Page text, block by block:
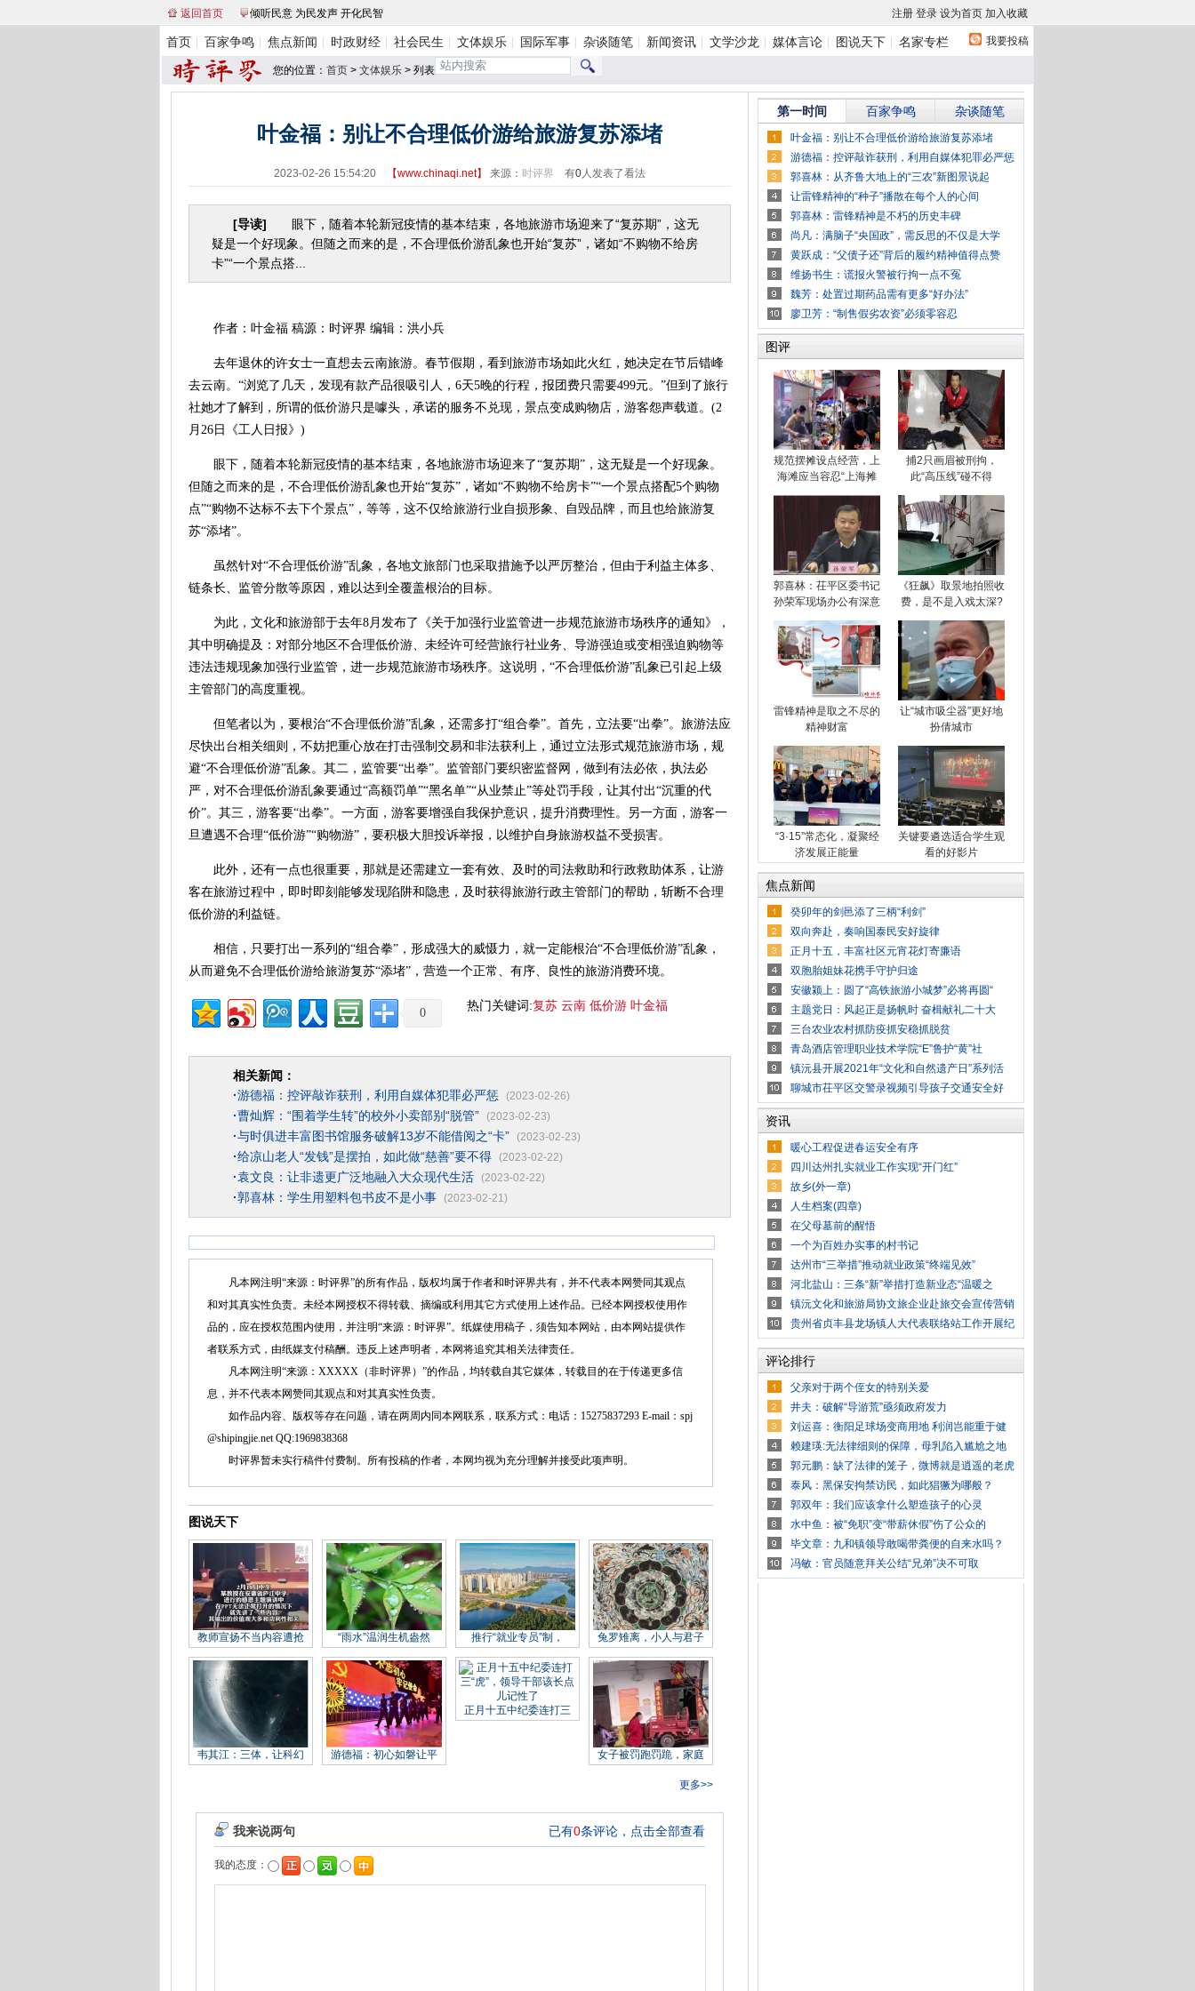
返回首页 倾听民意 为民发声 开化民智 注册 登录 设为首页 加入收藏
我要投稿
首页 百家争鸣 焦点新闻 时政财经 社会民生 文体娱乐 国际军事 杂谈随笔 新闻资讯 文学沙龙 媒体言论 图说天下 名家专栏
您的位置： 首页 > 文体娱乐 > 列表
叶金福：别让不合理低价游给旅游复苏添堵
2023-02-26 15:54:20 【www.chinaqi.net】 来源： 时评界 有0人发表了看法
[导读] 眼下，随着本轮新冠疫情的基本结束，各地旅游市场迎来了“复苏期”，这无
疑是一个好现象。但随之而来的是，不合理低价游乱象也开始“复苏”，诸如“不购物不给房
卡”“一个景点搭...
作者：叶金福 稿源：时评界 编辑：洪小兵
去年退休的许女士一直想去云南旅游。春节假期，看到旅游市场如此火红，她决定在节后错峰
去云南。“浏览了几天，发现有款产品很吸引人，6天5晚的行程，报团费只需要499元。”但到了旅行
社她才了解到，所谓的低价游只是噱头，承诺的服务不兑现，景点变成购物店，游客怨声载道。(2
月26日《工人日报》)
眼下，随着本轮新冠疫情的基本结束，各地旅游市场迎来了“复苏期”，这无疑是一个好现象。
但随之而来的是，不合理低价游乱象也开始“复苏”，诸如“不购物不给房卡”“一个景点搭配5个购物
点”“购物不达标不去下个景点”，等等，这不仅给旅游行业自损形象、自毁品牌，而且也给旅游复
苏“添堵”。
虽然针对“不合理低价游”乱象，各地文旅部门也采取措施予以严厉整治，但由于利益主体多、
链条长、监管分散等原因，难以达到全覆盖根治的目标。
为此，文化和旅游部于去年8月发布了《关于加强行业监管进一步规范旅游市场秩序的通知》，
其中明确提及：对部分地区不合理低价游、未经许可经营旅行社业务、导游强迫或变相强迫购物等
违法违规现象加强行业监管，进一步规范旅游市场秩序。这说明，“不合理低价游”乱象已引起上级
主管部门的高度重视。
但笔者以为，要根治“不合理低价游”乱象，还需多打“组合拳”。首先，立法要“出拳”。旅游法应
尽快出台相关细则，不妨把重心放在打击强制交易和非法获利上，通过立法形式规范旅游市场，规
避“不合理低价游”乱象。其二，监管要“出拳”。监管部门要织密监督网，做到有法必依，执法必
严，对不合理低价游乱象要通过“高额罚单”“黑名单”“从业禁止”等处罚手段，让其付出“沉重的代
价”。其三，游客要“出拳”。一方面，游客要增强自我保护意识，提升消费理性。另一方面，游客一
旦遭遇不合理“低价游”“购物游”，要积极大胆投诉举报，以维护自身旅游权益不受损害。
此外，还有一点也很重要，那就是还需建立一套有效、及时的司法救助和行政救助体系，让游
客在旅游过程中，即时即刻能够发现陷阱和隐患，及时获得旅游行政主管部门的帮助，斩断不合理
低价游的利益链。
相信，只要打出一系列的“组合拳”，形成强大的威慑力，就一定能根治“不合理低价游”乱象，
从而避免不合理低价游给旅游复苏“添堵”，营造一个正常、有序、良性的旅游消费环境。
0
热门关键词:复苏 云南 低价游 叶金福
相关新闻：
·游德福：控评敲诈获刑，利用自媒体犯罪必严惩 (2023-02-26)
·曹灿辉：“围着学生转”的校外小卖部别“脱管” (2023-02-23)
·与时俱进丰富图书馆服务破解13岁不能借阅之“卡” (2023-02-23)
·给凉山老人“发钱”是摆拍，如此做“慈善”要不得 (2023-02-22)
·袁文良：让非遗更广泛地融入大众现代生活 (2023-02-22)
·郭喜林：学生用塑料包书皮不是小事 (2023-02-21)
凡本网注明“来源：时评界”的所有作品，版权均属于作者和时评界共有，并不代表本网赞同其观点
和对其真实性负责。未经本网授权不得转载、摘编或利用其它方式使用上述作品。已经本网授权使用作
品的，应在授权范围内使用，并注明“来源：时评界”。纸媒使用稿子，须告知本网站，由本网站提供作
者联系方式，由纸媒支付稿酬。违反上述声明者，本网将追究其相关法律责任。
凡本网注明“来源：XXXXX（非时评界）”的作品，均转载自其它媒体，转载目的在于传递更多信
息，并不代表本网赞同其观点和对其真实性负责。
如作品内容、版权等存在问题，请在两周内同本网联系，联系方式：电话：15275837293 E-mail：spj
@shipingjie.net QQ:1969838368
时评界暂未实行稿件付费制。所有投稿的作者，本网均视为充分理解并接受此项声明。
图说天下
教师宣扬不当内容遭抢 “雨水”温润生机盎然 推行“就业专员”制， 兔罗雉离，小人与君子
韦其江：三体，让科幻 游德福：初心如磐让平
正月十五中纪委连打三
女子被罚跑罚跪，家庭
更多>>
第一时间 百家争鸣 杂谈随笔
叶金福：别让不合理低价游给旅游复苏添堵
游德福：控评敲诈获刑，利用自媒体犯罪必严惩
郭喜林：从齐鲁大地上的“三农”新图景说起
让雷锋精神的“种子”播散在每个人的心间
郭喜林：雷锋精神是不朽的历史丰碑
尚凡：满脑子“央国政”，需反思的不仅是大学
黄跃成：“父债子还”背后的履约精神值得点赞
维扬书生：谎报火警被行拘一点不冤
魏芳：处置过期药品需有更多“好办法”
廖卫芳：“制售假劣农资”必须零容忍
图评
规范摆摊设点经营，上
海滩应当容忍“上海摊
捕2只画眉被刑拘，
此“高压线”碰不得
郭喜林：茌平区委书记
孙荣军现场办公有深意
《狂飙》取景地拍照收
费，是不是入戏太深?
雷锋精神是取之不尽的
精神财富
让“城市吸尘器”更好地
扮倩城市
“3·15”常态化，凝聚经
济发展正能量
关键要遴选适合学生观
看的好影片
焦点新闻
癸卯年的剑邑添了三柄“利剑”
双向奔赴，奏响国泰民安好旋律
正月十五，丰富社区元宵花灯寄廉语
双胞胎姐妹花携手守护归途
安徽颍上：圆了“高铁旅游小城梦”必将再圆“
主题党日：风起正是扬帆时 奋楫献礼二十大
三台农业农村抓防疫抓安稳抓脱贫
青岛酒店管理职业技术学院“E”鲁护“黄”社
镇沅县开展2021年“文化和自然遗产日”系列活
聊城市茌平区交警录视频引导孩子交通安全好
资讯
暖心工程促进春运安全有序
四川达州扎实就业工作实现“开门红”
故乡(外一章)
人生档案(四章)
在父母墓前的醒悟
一个为百姓办实事的村书记
达州市“三举措”推动就业政策“终端见效”
河北盐山：三条“新”举措打造新业态“温暖之
镇沅文化和旅游局协文旅企业赴旅交会宣传营销
贵州省贞丰县龙场镇人大代表联络站工作开展纪
评论排行
父亲对于两个侄女的特别关爱
井夫：破解“导游荒”亟须政府发力
刘运喜：衡阳足球场变商用地 利润岂能重于健
赖建瑛:无法律细则的保障，母乳陷入尴尬之地
郭元鹏：缺了法律的笼子，微博就是逍遥的老虎
泰风：黑保安拘禁访民，如此猖獗为哪般？
郭双年：我们应该拿什么塑造孩子的心灵
水中鱼：被“免职”变“带薪休假”伤了公众的
毕文章：九和镇领导敢喝带粪便的自来水吗？
冯敏：官员随意拜关公结“兄弟”决不可取